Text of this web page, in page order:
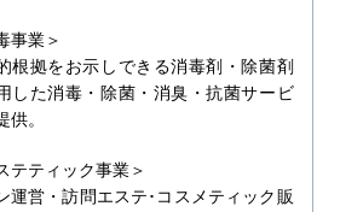
事業＞
根拠をお示しできる消毒剤・除菌剤
した消毒・除菌・消臭・抗菌サービ
供。
テティック事業＞
運営・訪問エステ･コスメティック販